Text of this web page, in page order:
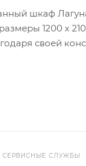
шкаф
1200 х
своей
СЕРВИСНЫЕ СЛУЖБЫ